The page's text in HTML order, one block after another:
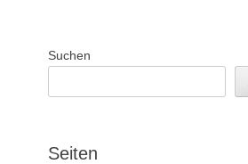
Suchen
Seiten